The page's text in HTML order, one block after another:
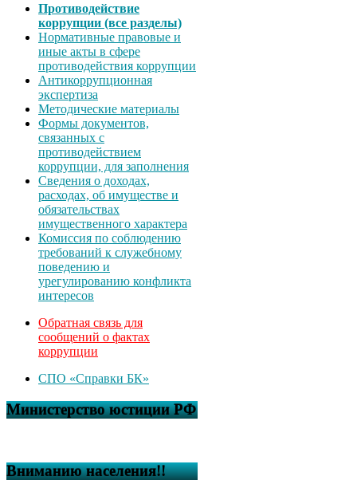
Противодействие
коррупции (все разделы)
Нормативные правовые и
иные акты в сфере
противодействия коррупции
Антикоррупционная
экспертиза
Методические материалы
Формы документов,
связанных с
противодействием
коррупции, для заполнения
Сведения о доходах,
расходах, об имуществе и
обязательствах
имущественного характера
Комиссия по соблюдению
требований к служебному
поведению и
урегулированию конфликта
интересов
Обратная связь для
сообщений о фактах
коррупции
СПО «Справки БК»
Министерство юстиции РФ
Вниманию населения!!